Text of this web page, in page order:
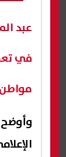
عبد
مواطن